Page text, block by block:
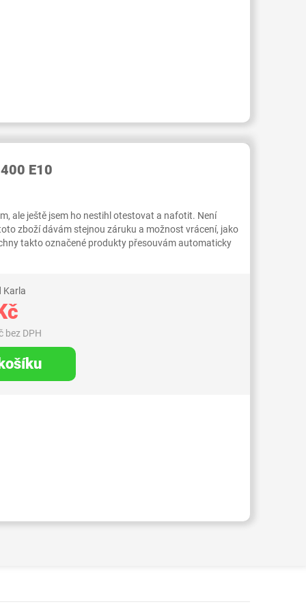
E10
ale ještě jsem ho nestihl otestovat a nafotit. Není
zboží dávám stejnou záruku a možnost vrácení, jako
takto označené produkty přesouvám automaticky
Karla
bez DPH